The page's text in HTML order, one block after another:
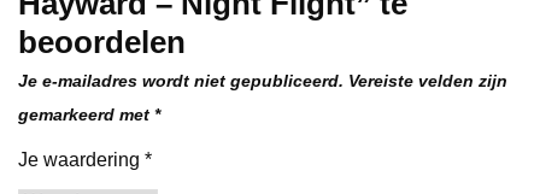
beoordelen
Je e-mailadres wordt niet gepubliceerd. Vereiste velden zijn
gemarkeerd met *
Je waardering *